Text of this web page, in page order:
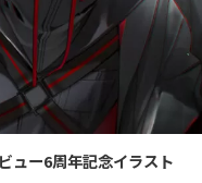
ュー6周年記念イラスト